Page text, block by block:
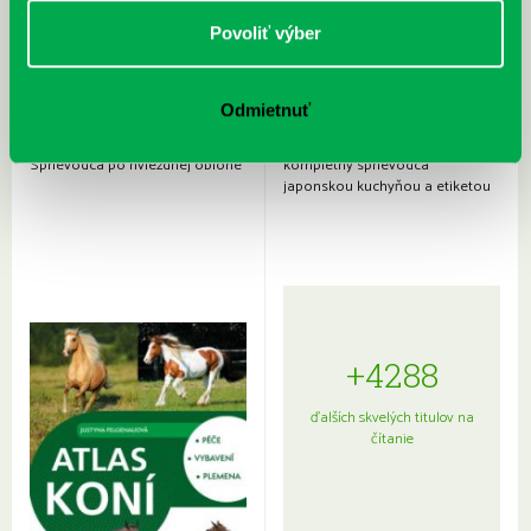
Povoliť výber
Odmietnuť
Sprievodca po hviezdnej oblohe
kompletný sprievodca
japonskou kuchyňou a etiketou
+4288
ďalších skvelých titulov na
čítanie